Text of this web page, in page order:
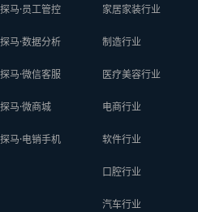
探马·员工管控
探马·数据分析
探马·微信客服
探马·微商城
探马·电销手机
家居家装行业
制造行业
医疗美容行业
电商行业
软件行业
口腔行业
汽车行业